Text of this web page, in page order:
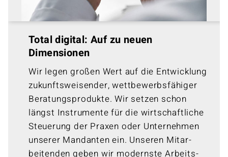
Total digital: Auf zu neuen
Dimensionen
Wir legen großen Wert auf die Entwicklung
zukunfts­weisender, wett­bewerbs­fähiger
Beratungs­produkte. Wir setzen schon
längst Instrumente für die wirt­schaft­liche
Steuerung der Praxen oder Unter­nehmen
unserer Mandanten ein. Unseren Mitar­
beitenden geben wir modernste Arbeits­